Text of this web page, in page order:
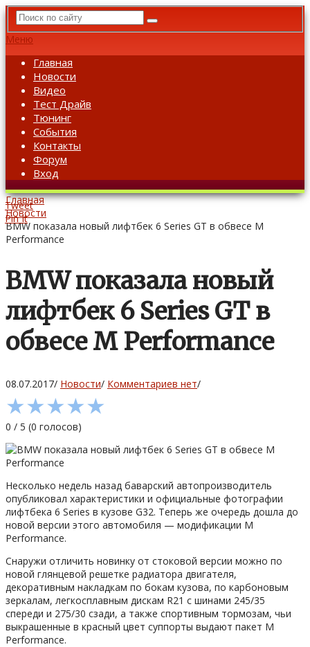
Меню
Главная
Новости
Видео
Тест Драйв
Тюнинг
События
Контакты
Форум
Вход
Главная
Новости
BMW показала новый лифтбек 6 Series GT в обвесе M
Performance
BMW показала новый
лифтбек 6 Series GT в
обвесе M Performance
08.07.2017/ Новости/ Комментариев нет/
★★★★★
0 / 5 (0 голосов)
Несколько недель назад баварский автопроизводитель
опубликовал характеристики и официальные фотографии
лифтбека 6 Series в кузове G32. Теперь же очередь дошла до
новой версии этого автомобиля — модификации M
Performance.
Снаружи отличить новинку от стоковой версии можно по
новой глянцевой решетке радиатора двигателя,
декоративным накладкам по бокам кузова, по карбоновым
зеркалам, легкосплавным дискам R21 с шинами 245/35
спереди и 275/30 сзади, а также спортивным тормозам, чьи
выкрашенные в красный цвет суппорты выдают пакет M
Performance.
Tweet
Pin It